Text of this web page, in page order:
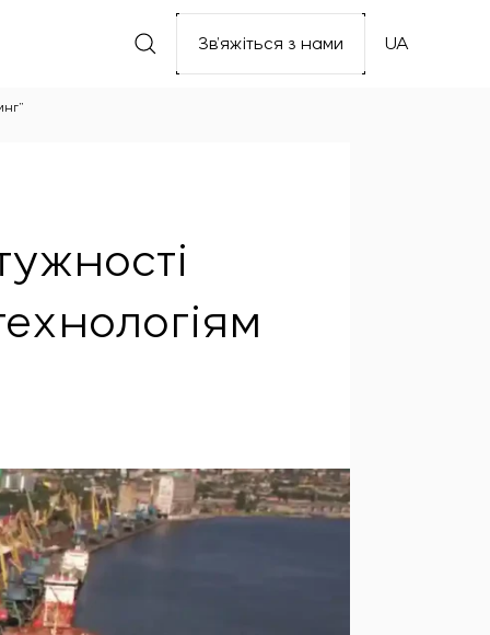
Зв’яжіться з нами UA